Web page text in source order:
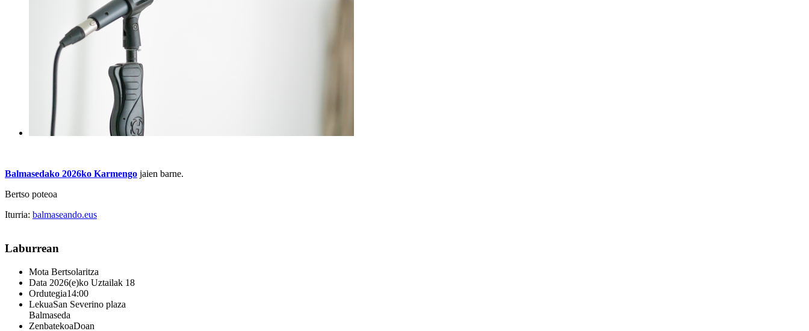
Balmasedako 2026ko Karmengo jaien barne.
Bertso poteoa
Iturria: balmaseando.eus
Laburrean
Mota Bertsolaritza
Data 2026(e)ko Uztailak 18
Ordutegia14:00
LekuaSan Severino plaza
Balmaseda
ZenbatekoaDoan